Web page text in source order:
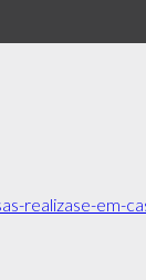
realizase-em-